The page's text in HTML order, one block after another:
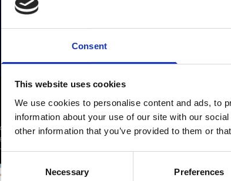
Consent
This website uses cookies
We use cookies to personalise content and ads, to
information about your use of our site with our
other information that you’ve provided to them or
Selection
Necessary Preferences
extensas.
Nos asociamos con Quality Living para